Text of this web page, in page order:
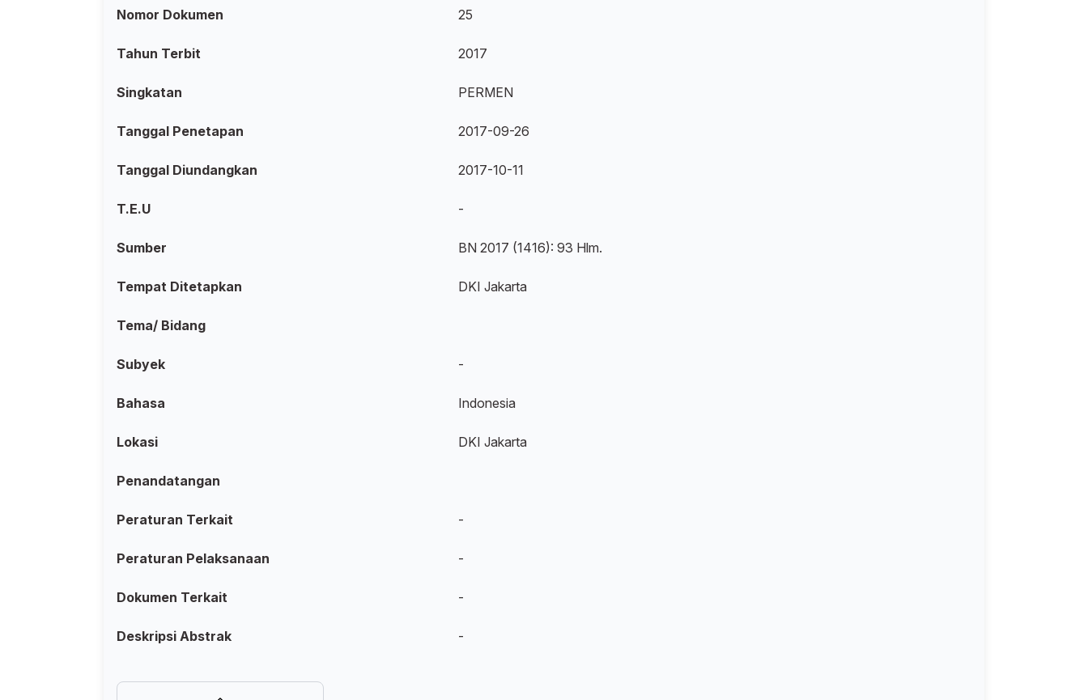
Nomor Dokumen 25
Tahun Terbit 2017
Singkatan PERMEN
Tanggal Penetapan 2017-09-26
Tanggal Diundangkan 2017-10-11
T.E.U -
Sumber BN 2017 (1416): 93 Hlm.
Tempat Ditetapkan DKI Jakarta
Tema/ Bidang
Subyek -
Bahasa Indonesia
Lokasi DKI Jakarta
Penandatangan
Peraturan Terkait -
Peraturan Pelaksanaan -
Dokumen Terkait -
Deskripsi Abstrak -